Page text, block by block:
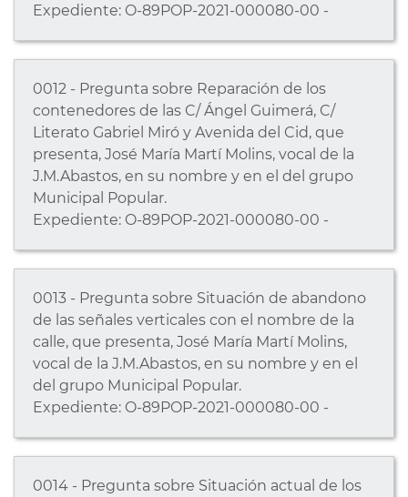
Expediente: O-89POP-2021-000080-00 -
0012 - Pregunta sobre Reparación de los
contenedores de las C/ Ángel Guimerá, C/
Literato Gabriel Miró y Avenida del Cid, que
presenta, José María Martí Molins, vocal de la
J.M.Abastos, en su nombre y en el del grupo
Municipal Popular.
Expediente: O-89POP-2021-000080-00 -
0013 - Pregunta sobre Situación de abandono
de las señales verticales con el nombre de la
calle, que presenta, José María Martí Molins,
vocal de la J.M.Abastos, en su nombre y en el
del grupo Municipal Popular.
Expediente: O-89POP-2021-000080-00 -
0014 - Pregunta sobre Situación actual de los